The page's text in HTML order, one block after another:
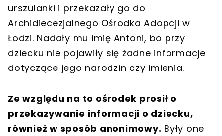
urszulanki i przekazały go do
Archidiecezjalnego Ośrodka Adopcji w
Łodzi. Nadały mu imię Antoni, bo przy
dziecku nie pojawiły się żadne informacje
dotyczące jego narodzin czy imienia.
Ze względu na to ośrodek prosił o
przekazywanie informacji o dziecku,
również w sposób anonimowy. Były one